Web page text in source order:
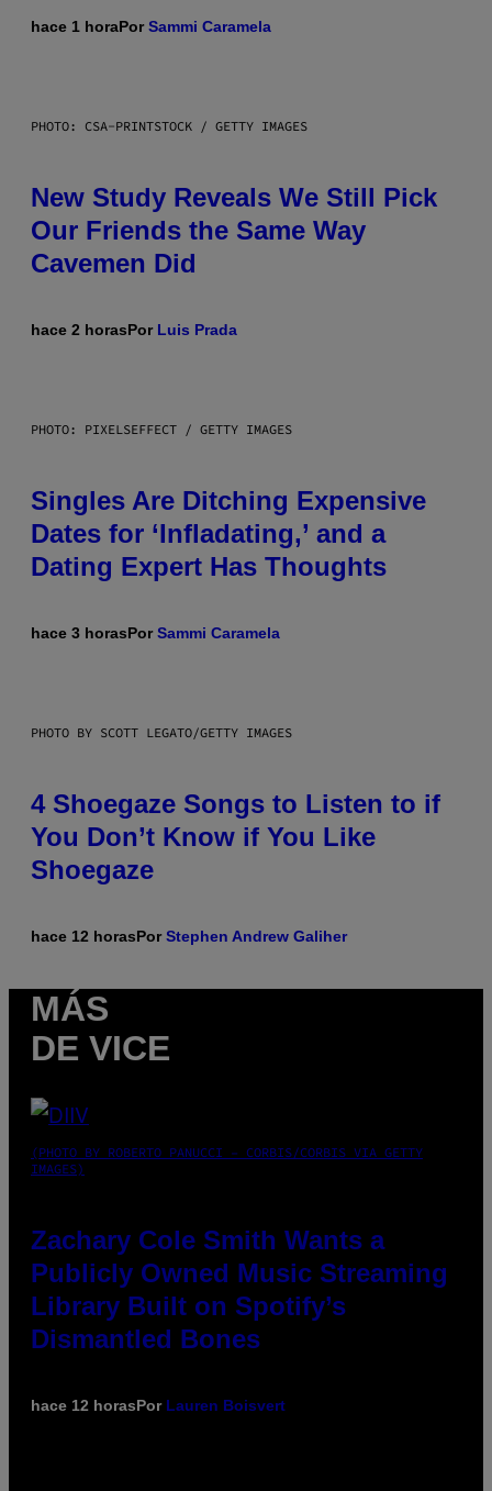
hace 1 horaPorSammi Caramela
PHOTO: CSA-PRINTSTOCK / GETTY IMAGES
New Study Reveals We Still Pick
Our Friends the Same Way
Cavemen Did
hace 2 horasPor Luis Prada
PHOTO: PIXELSEFFECT / GETTY IMAGES
Singles Are Ditching Expensive
Dates for ‘Infladating,’ and a
Dating Expert Has Thoughts
hace 3 horasPorSammi Caramela
PHOTO BY SCOTT LEGATO/GETTY IMAGES
4 Shoegaze Songs to Listen to if
You Don’t Know if You Like
Shoegaze
hace 12 horasPorStephen Andrew Galiher
MÁS
DE VICE
(PHOTO BY ROBERTO PANUCCI – CORBIS/CORBIS VIA GETTY
IMAGES)
Zachary Cole Smith Wants a
Publicly Owned Music Streaming
Library Built on Spotify’s
Dismantled Bones
hace 12 horasPor Lauren Boisvert